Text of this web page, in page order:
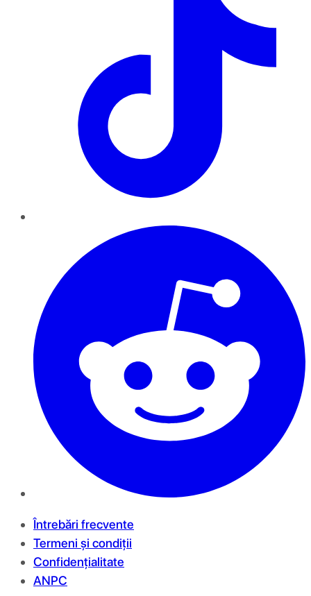
Întrebări frecvente
Termeni și condiții
Confidențialitate
ANPC